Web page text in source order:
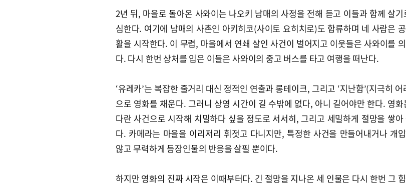
2년 뒤, 마을로 돌아온 사와이는 나오키 남매의 사정을 전해 듣고 이들과 함께 살기
심한다. 여기에 남매의 사촌인 아키히코(사이토 요히치로)도 합류하며 네 사람은
활을 시작한다. 이 무렵, 마을에서 연쇄 살인 사건이 벌어지고 이웃들은 사와이를
다. 다시 한번 상처를 입은 이들은 사와이의 중고 버스를 타고 여행을 떠난다.
‘유레카’는 복잡한 줄거리 대신 정적인 연출과 롱테이크, 그리고 ‘지난함’(지극히 어
으로 영화를 채운다. 그러니 상영 시간이 길 수밖에 없다, 아니 길어야만 한다. 영화
다란 사건으로 시작해 치밀하다 싶을 정도로 서서히, 그리고 세밀하게 절망을 쌓아
다. 카메라는 마을을 이리저리 휘젓고 다니지만, 특정한 사건을 만들어내거나 개
않고 무력하게 등장인물의 반응을 살필 뿐이다.
하지만 영화의 진짜 시작은 이때부터다. 긴 절망을 지나온 세 인물은 다시 한번 그